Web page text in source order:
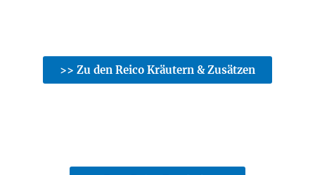
>> Zu den Reico Kräutern & Zusätzen